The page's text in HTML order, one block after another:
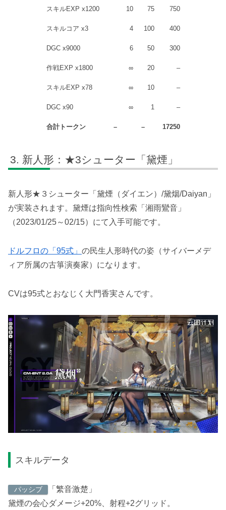
スキルEXP x1200 10 75 750
スキルコア x3 4 100 400
DGC x9000 6 50 300
作戦EXP x1800 ∞ 20 –
スキルEXP x78 ∞ 10 –
DGC x90 ∞ 1 –
合計トークン – – 17250
新人形：★3シューター「黛煙」
新人形★３シューター「黛煙（ダイエン）/黛烟/Daiyan」
が実装されます。黛煙は指向性検索「湘雨鸞音」
（2023/01/25～02/15）にて入手可能です。
ドルフロの「95式」 の民生人形時代の姿（サイバーメデ
ィア所属の古箏演奏家）になります。
CVは95式とおなじく大門香実さんです。
スキルデータ
パッシブ
「繁音激楚」
黛煙の会心ダメージ+20%、射程+2グリッド。